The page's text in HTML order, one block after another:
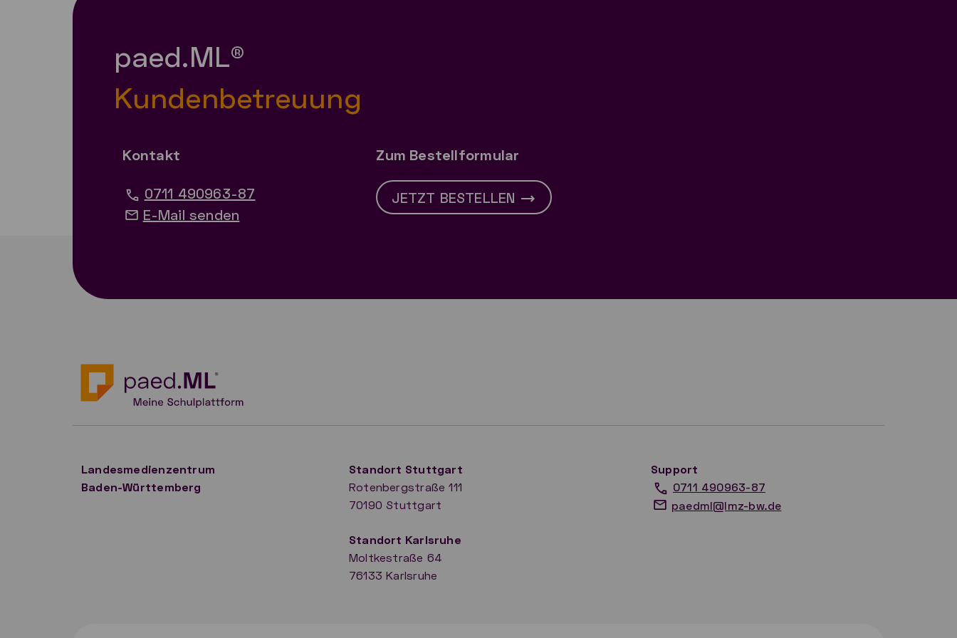
paed.ML®
Kundenbetreuung
Kontakt
0711 490963-87
E-Mail senden
Zum Bestellformular
JETZT BESTELLEN
Landesmedienzentrum
Baden-Württemberg
Standort Stuttgart
Rotenbergstraße 111
70190 Stuttgart
​Standort Karlsruhe
Moltkestraße 64
76133 Karlsruhe
Support
0711 490963-87
paedml@lmz-bw.de